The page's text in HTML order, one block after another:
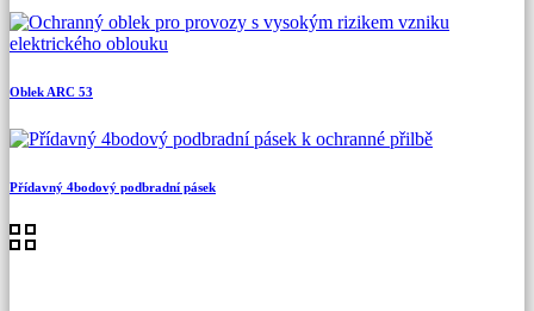
Oblek ARC 53
Přídavný 4bodový podbradní pásek